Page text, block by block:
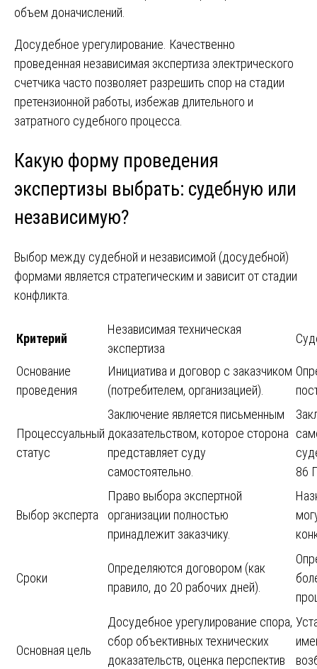
объем доначислений.
Досудебное урегулирование. Качественно
проведенная независимая экспертиза электрического
счетчика часто позволяет разрешить спор на стадии
претензионной работы, избежав длительного и
затратного судебного процесса.
Какую форму проведения
экспертизы выбрать: судебную или
независимую?
Выбор между судебной и независимой (досудебной)
формами является стратегическим и зависит от стадии
конфликта.
Критерий
Независимая техническая
экспертиза
Основание
проведения
Инициатива и договор с заказчиком
(потребителем, организацией).
Процессуальный
статус
Заключение является письменным
доказательством, которое сторона
представляет суду
самостоятельно.
86
Выбор эксперта
Право выбора экспертной
организации полностью
принадлежит заказчику.
Сроки
Определяются договором (как
правило, до 20 рабочих дней).
Основная цель
Досудебное урегулирование спора,
сбор объективных технических
доказательств, оценка перспектив